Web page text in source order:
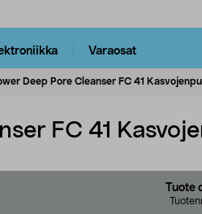
Varaosat
Deep Pore Cleanser FC 41
FC 41
Tuote